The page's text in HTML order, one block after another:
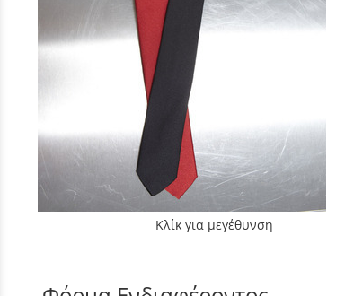
Κλίκ για μεγέθυνση